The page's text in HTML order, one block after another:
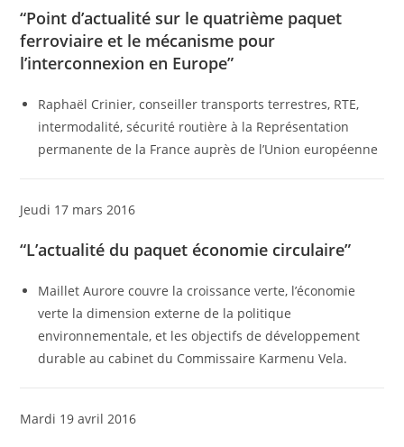
“Point d’actualité sur le quatrième paquet
ferroviaire et le mécanisme pour
l’interconnexion en Europe”
Raphaël Crinier, conseiller transports terrestres, RTE,
intermodalité, sécurité routière à la Représentation
permanente de la France auprès de l’Union européenne
Jeudi 17 mars 2016
“L’actualité du paquet économie circulaire”
Maillet Aurore couvre la croissance verte, l’économie
verte la dimension externe de la politique
environnementale, et les objectifs de développement
durable au cabinet du Commissaire Karmenu Vela.
Mardi 19 avril 2016